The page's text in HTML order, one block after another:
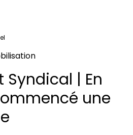
Syndical | En
une